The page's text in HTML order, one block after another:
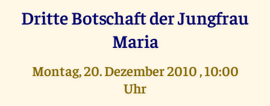
Dritte Botschaft der Jungfrau
Maria
Montag, 20. Dezember 2010 , 10:00
Uhr